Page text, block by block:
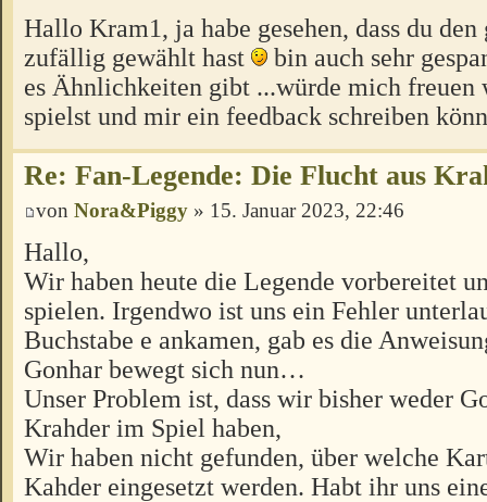
Hallo Kram1, ja habe gesehen, dass du
zufällig gewählt hast
bin auch sehr
es Ähnlichkeiten gibt ...würde mich freuen
spielst und mir ein feedback schreiben
Re: Fan-Legende: Die Flucht aus
von Nora&Piggy » 15. Januar 2023, 22:46
Hallo,
Wir haben heute die Legende vorbereitet
spielen. Irgendwo ist uns ein Fehler
Buchstabe e ankamen, gab es die
Gonhar bewegt sich nun…
Unser Problem ist, dass wir bisher weder
Krahder im Spiel haben,
Wir haben nicht gefunden, über welche
Kahder eingesetzt werden. Habt ihr uns